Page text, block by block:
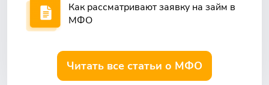
Как рассматривают заявку на займ в
МФО
Читать все статьи о МФО